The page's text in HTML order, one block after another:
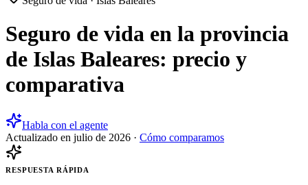
Seguro de vida en la provincia
de Islas Baleares: precio y
comparativa
Habla con el agente
Actualizado en julio de 2026 · Cómo comparamos
RESPUESTA RÁPIDA